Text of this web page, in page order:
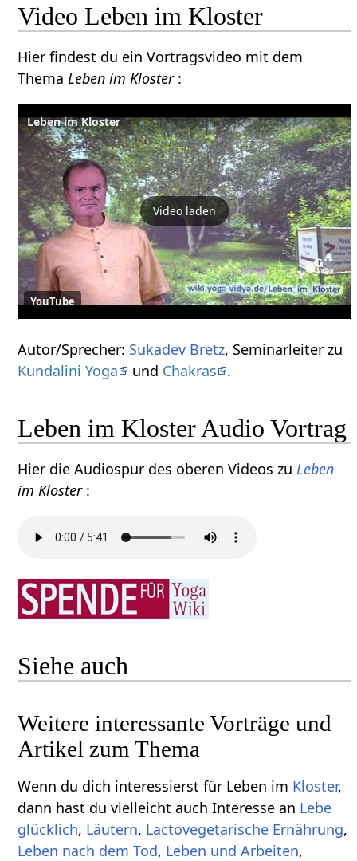
Video Leben im Kloster
Hier findest du ein Vortragsvideo mit dem
ThemaLeben im Kloster :
Leben im Kloster
Video laden
YouTube
Autor/Sprecher: Sukadev Bretz, Seminarleiter zu
Kundalini Yoga
und Chakras .
Leben im Kloster Audio Vortrag
Hier die Audiospur des oberen Videos zuLeben
im Kloster :
Siehe auch
Weitere interessante Vorträge und
Artikel zum Thema
Wenn du dich interessierst für Leben im Kloster,
dann hast du vielleicht auch Interesse an Lebe
glücklich, Läutern, Lactovegetarische Ernährung,
Leben nach dem Tod, Leben und Arbeiten,